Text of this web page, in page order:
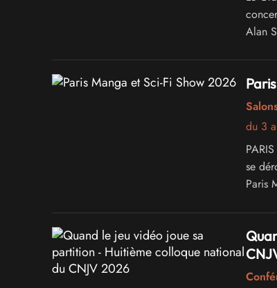
Alan
du 3
se
Paris
du